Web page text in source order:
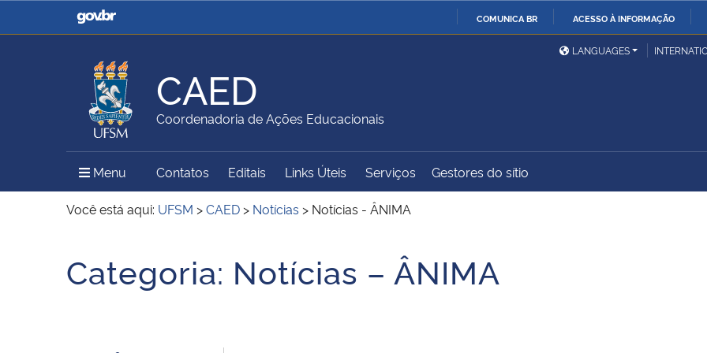
COMUNICA BR ACESSO À INFORMAÇÃO
Casa Civil
Ministério da Justiça e
Ministério da Defesa
Ministério das Relações
Exteriores
Ministério da Agricultura,
Pecuária e Abastecimento
Ministério da Educação
Ministério do Meio Ambiente Ministério do Turismo
Ministério do
Desenvolvimento Regional
Secretaria de Governo
Gabinete de Segurança
Advocacia-Geral da União
LANGUAGES
CAED
Coordenadoria de Ações Educacionais
Menu Menu Principal do Sítio
Contatos Editais Links Úteis Serviços Gestores do sítio
Você está aqui: UFSM >CAED > Notícias > Notícias - ÂNIMA
Categoria: Notícias – ÂNIMA